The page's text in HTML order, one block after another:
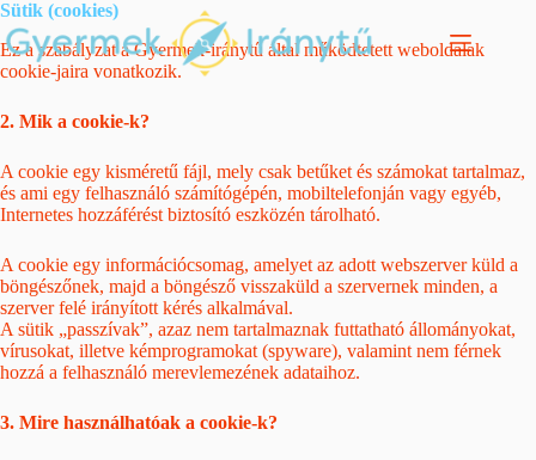
Skip
to
content
Sütik (cookies)
Ez a szabályzat a Gyermek-iránytű által működtetett weboldalak
cookie-jaira vonatkozik.
2. Mik a cookie-k?
A cookie egy kisméretű fájl, mely csak betűket és számokat tartalmaz,
és ami egy felhasználó számítógépén, mobiltelefonján vagy egyéb,
Internetes hozzáférést biztosító eszközén tárolható.
A cookie egy információcsomag, amelyet az adott webszerver küld a
böngészőnek, majd a böngésző visszaküld a szervernek minden, a
szerver felé irányított kérés alkalmával.
A sütik „passzívak”, azaz nem tartalmaznak futtatható állományokat,
vírusokat, illetve kémprogramokat (spyware), valamint nem férnek
hozzá a felhasználó merevlemezének adataihoz.
3. Mire használhatóak a cookie-k?